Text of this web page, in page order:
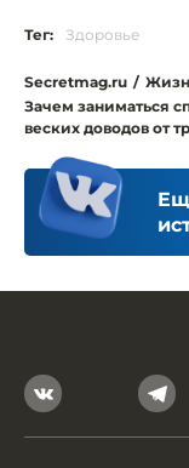
Тег: Здоровье
Secretmag.ru /
Зачем заниматься
веских доводов от